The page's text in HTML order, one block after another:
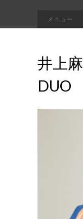
メニュー
井上
DUO